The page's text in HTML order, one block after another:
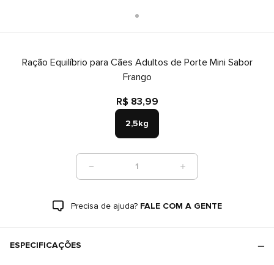
Ração Equilíbrio para Cães Adultos de Porte Mini Sabor
Frango
R$ 83,99
2,5kg
1
Precisa de ajuda? FALE COM A GENTE
ESPECIFICAÇÕES